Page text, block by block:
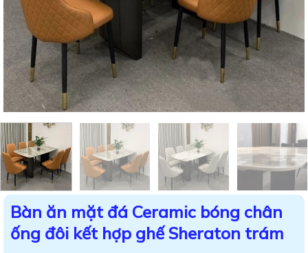
Bàn ăn mặt đá Ceramic bóng chân
ống đôi kết hợp ghế Sheraton trám